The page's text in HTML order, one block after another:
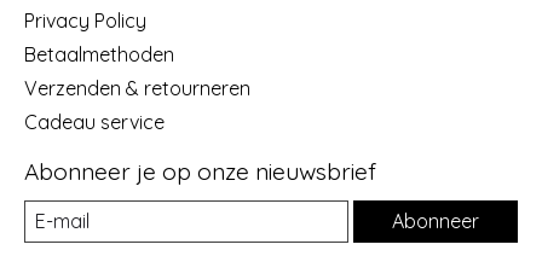
Privacy Policy
Betaalmethoden
Verzenden & retourneren
Cadeau service
Abonneer je op onze nieuwsbrief
Abonneer